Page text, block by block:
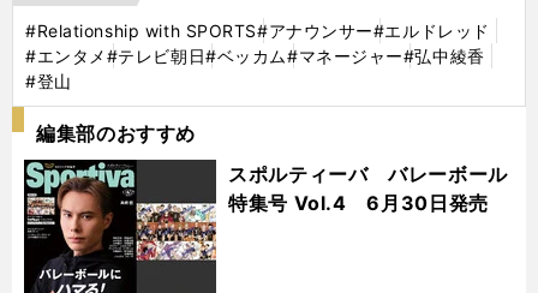
#Relationship with SPORTS#アナウンサー#エルドレッド
#エンタメ#テレビ朝日#ベッカム#マネージャー#弘中綾香
#登山
編集部のおすすめ
スポルティーバ バレーボール
特集号 Vol.4 6月30日発売